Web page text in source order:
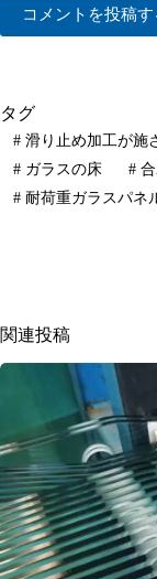
コメントを投稿す
タグ
#滑り止め加工が施
#ガラスの床 #合
#耐荷重ガラスパネ
関連投稿